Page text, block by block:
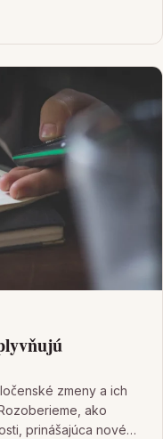
zmeny a ich
ako
prinášajúca nové